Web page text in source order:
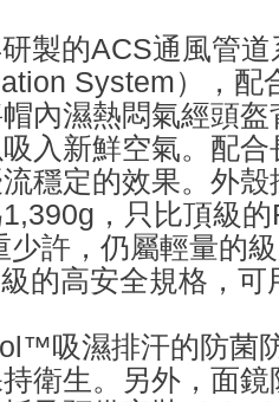
製的ACS通風管
System），配
內濕熱悶氣經頭
入新鮮空氣。配
穩定的效果。外
，只比頂級
少許，仍屬輕量的
的高安全規格，可
吸濕排汗的防菌
衛生。另外，面